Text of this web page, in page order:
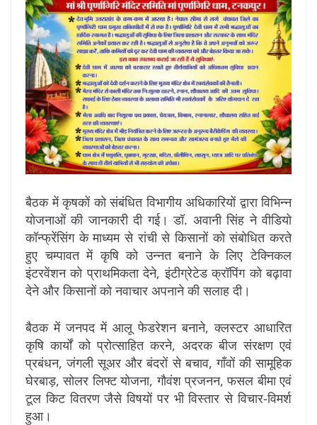
बैठक में कृषकों को संबंधित विभागीय अधिकारियों द्वारा विभिन्न
योजनाओं की जानकारी दी गई। डॉ. अवानी सिंह ने वीडियो
कॉन्फ्रेंसिंग के माध्यम से रांची से किसानों को संबोधित करते
हुए चम्पावत में कृषि को उन्नत बनाने के लिए टेक्निकल
इंटरवेंशन को प्राथमिकता देने, इंटीग्रेटेड क्रॉपिंग को बढ़ावा
देने और किसानों को नवाचार अपनाने की सलाह दी।
बैठक में जनपद में आलू फेडरेशन बनाने, क्लस्टर आधारित
कृषि कार्यों को प्रोत्साहित करने, अदरक बीज संरक्षण एवं
प्रबंधन, जंगली सूअर और बंदरों से बचाव, गाँवों की सामूहिक
घेरबाड़, सोलर लिफ्ट योजना, गौवंश प्रजनन, फसल बीमा एवं
टूल किट वितरण जैसे विषयों पर भी विस्तार से विचार-विमर्श
हुआ।